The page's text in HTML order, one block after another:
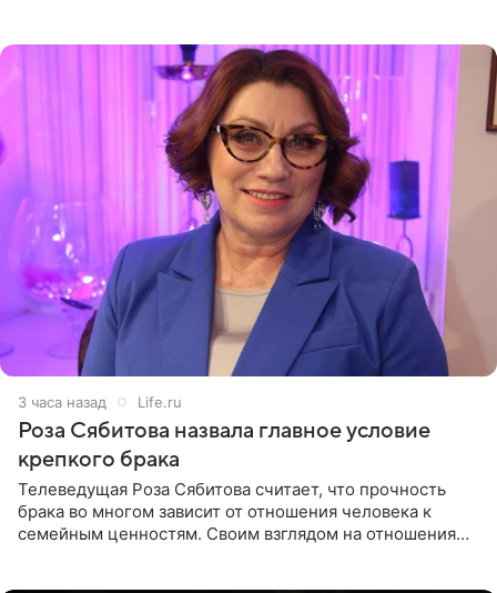
3 часа назад Life.ru
Роза Сябитова назвала главное условие
крепкого брака
Телеведущая Роза Сябитова считает, что прочность
брака во многом зависит от отношения человека к
семейным ценностям. Своим взглядом на отношения